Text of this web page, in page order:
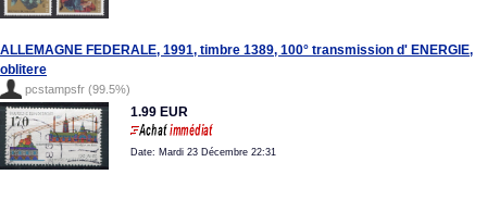
ALLEMAGNE FEDERALE, 1991, timbre 1389, 100° transmission d' ENERGIE,
oblitere
pcstampsfr (99.5%)
1.99 EUR
Date: Mardi 23 Décembre 22:31